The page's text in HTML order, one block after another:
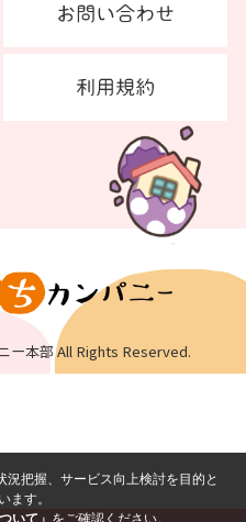
ー本部 All Rights Reserved.
把握、サービス向上検討を目的と
ます。
いて」 をご確認ください。